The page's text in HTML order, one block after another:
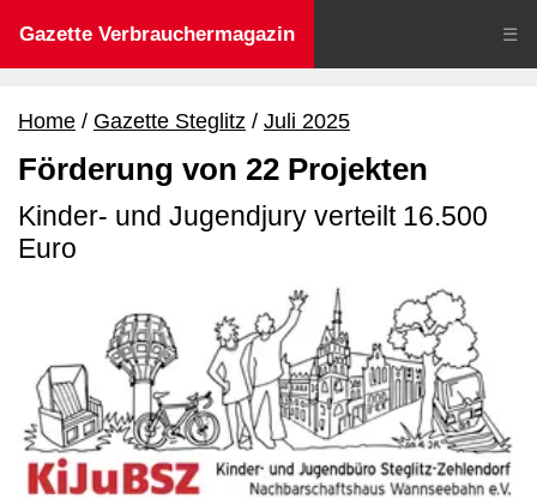
Gazette Verbrauchermagazin ☰
Home Gazette Steglitz Juli 2025
Förderung von 22 Projekten
Kinder- und Jugendjury verteilt 16.500
Euro